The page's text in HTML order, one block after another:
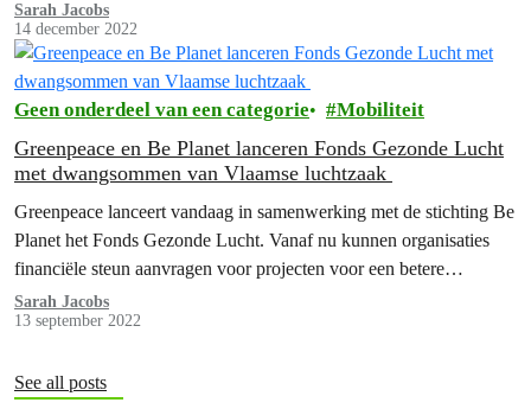
Sarah Jacobs
14 december 2022
Geen onderdeel van een categorie Mobiliteit
Greenpeace en Be Planet lanceren Fonds Gezonde Lucht
met dwangsommen van Vlaamse luchtzaak
Greenpeace lanceert vandaag in samenwerking met de stichting Be
Planet het Fonds Gezonde Lucht. Vanaf nu kunnen organisaties
financiële steun aanvragen voor projecten voor een betere
luchtkwaliteit en een gezondere leefomgeving in Vlaanderen. Het
geld in het fonds is afkomstig van de dwangsommen die de
de…
Sarah Jacobs
13 september 2022
See all posts